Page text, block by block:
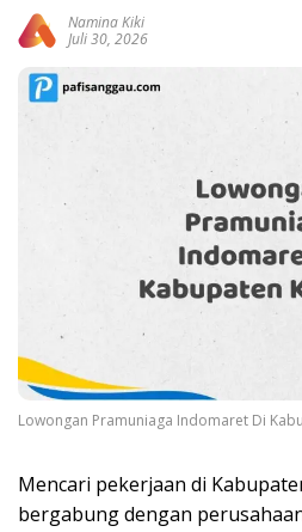
Namina Kiki
Juli 30, 2026
Lowongan Pramuniaga Indomaret Di
Mencari pekerjaan di
bergabung dengan